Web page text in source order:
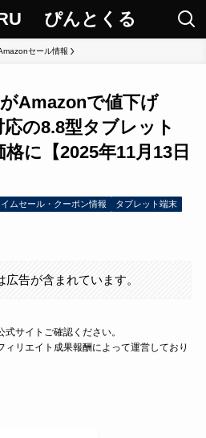
ぴんとくる
セール情報
Amazonで値下げ
の8.8型タブレット
に【2025年11月13日
ムセール・クーポン情報
タブレット端末
告が含まれています。
サイトご確認ください。
リエイト成果報酬によって運営しており